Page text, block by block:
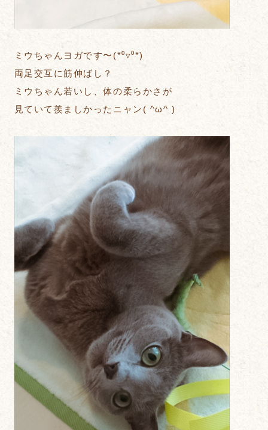
ミウちゃんヨガです〜(*⁰▿⁰*)
両足交互に筋伸ばし？
ミウちゃん若いし、体の柔らかさが
見ていて羨ましかったニャン( ^ω^ )